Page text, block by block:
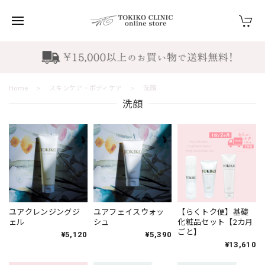
Home スキンケア・ボディケア 洗顔
洗顔
ユアクレンジングジ
ェル
¥5,120
ユアフェイスウォッ
シュ
¥5,390
【らくトク便】基礎
化粧品セット【2カ月
ごと】
¥13,610